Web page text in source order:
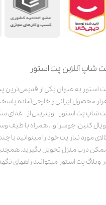
شاپ آنلاین پت استور
محصول ایرانی و خارجی آماده
شاپ پت استور، ویترینی از غذای
کنین، جوسرا و .. همراه با طیف
مورد نیاز پت خود را میتوانید با
درب منزل تحویل بگیرید.
وبلاگ پت استور میتوانید راههای